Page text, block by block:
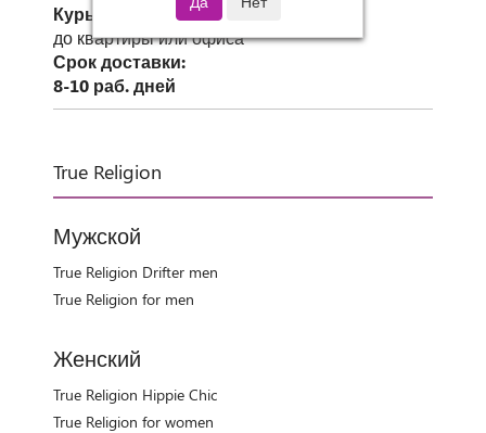
Курьер СДЭК
до квартиры или офиса
Срок доставки:
8-10 раб. дней
True Religion
Мужской
True Religion Drifter men
True Religion for men
Женский
True Religion Hippie Chic
True Religion for women